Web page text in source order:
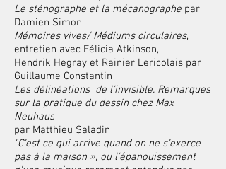
Le sténographe et la mécanographe par
Damien Simon
Mémoires vives/ Médiums circulaires,
entretien avec Félicia Atkinson,
Hendrik Hegray et Rainier Lericolais par
Guillaume Constantin
Les délinéations de l’invisible. Remarques
sur la pratique du dessin chez Max
Neuhaus
par Matthieu Saladin
"C’est ce qui arrive quand on ne s’exerce
pas à la maison », ou l’épanouissement